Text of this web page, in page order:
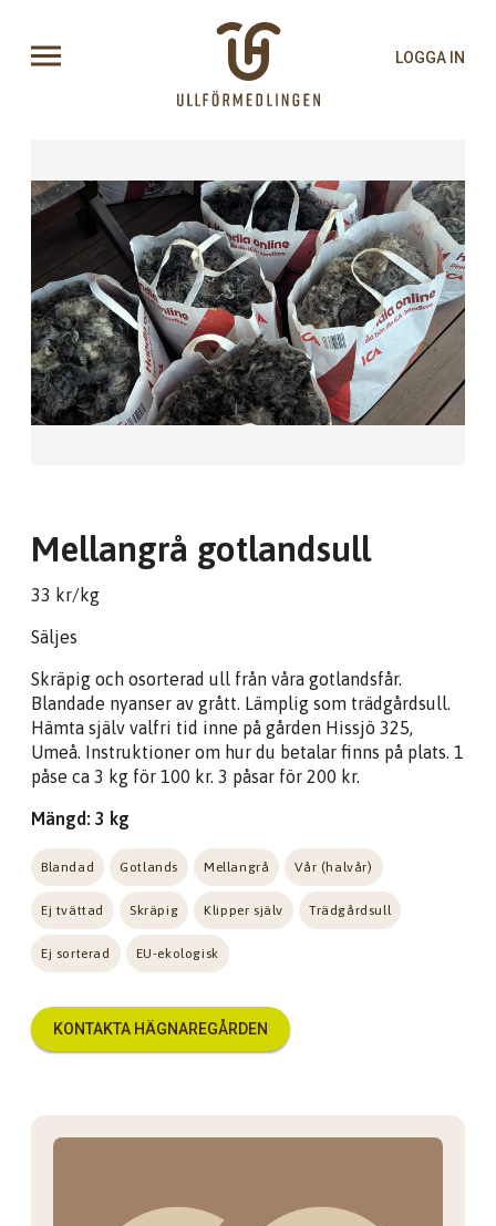
LOGGA IN
Mellangrå gotlandsull
33 kr/kg
Säljes
Skräpig och osorterad ull från våra gotlandsfår.
Blandade nyanser av grått. Lämplig som trädgårdsull.
Hämta själv valfri tid inne på gården Hissjö 325,
Umeå. Instruktioner om hur du betalar finns på plats. 1
påse ca 3 kg för 100 kr. 3 påsar för 200 kr.
Mängd: 3 kg
Blandad Gotlands Mellangrå Vår (halvår)
Ej tvättad Skräpig Klipper själv Trädgårdsull
Ej sorterad EU-ekologisk
KONTAKTA HÄGNAREGÅRDEN